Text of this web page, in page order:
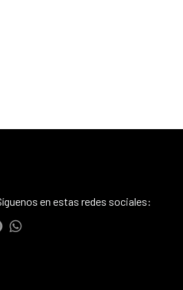
en estas redes sociales: